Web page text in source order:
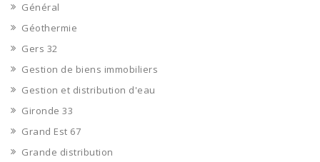
Général
Géothermie
Gers 32
Gestion de biens immobiliers
Gestion et distribution d'eau
Gironde 33
Grand Est 67
Grande distribution